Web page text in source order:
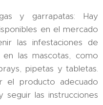
y garrapatas: Hay
en el mercado
las infestaciones de
las mascotas, como
pipetas y tabletas.
el producto adecuado
seguir las instrucciones